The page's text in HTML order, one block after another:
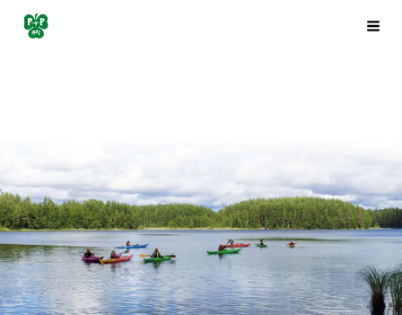
Siirry
sivun
Porin Pyrintö ry